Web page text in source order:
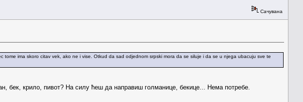
Сачувана
ima skoro citav vek, ako ne i vise. Otkud da sad odjednom srpski mora da se siluje i da se u njega ubacuju sve te
крило, пивот? На силу ћеш да направиш голманице, бекице... Нема потребе.